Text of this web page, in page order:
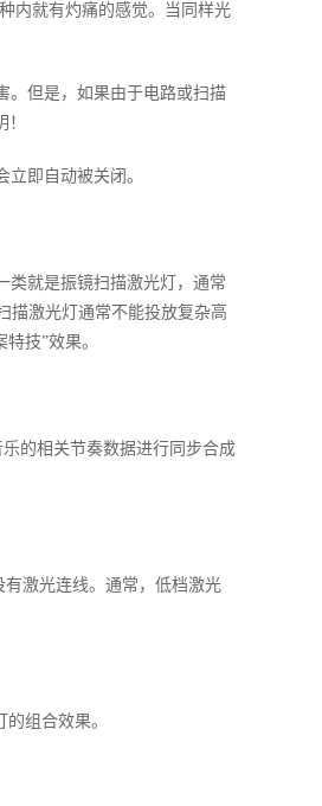
内就有灼痛的感觉。当同样光
。但是，如果由于电路或扫描
即自动被关闭。
类就是振镜扫描激光灯，通常
描激光灯通常不能投放复杂高
技”效果。
的相关节奏数据进行同步合成
激光连线。通常，低档激光
组合效果。